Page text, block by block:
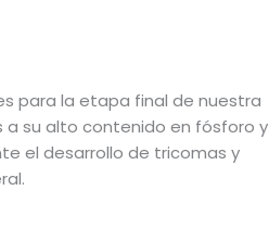
para la etapa final de nuestra
a su alto contenido en fósforo y
el desarrollo de tricomas y